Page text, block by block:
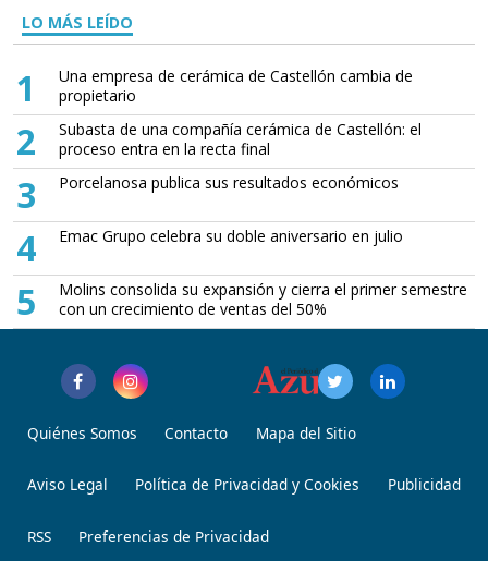
LO MÁS LEÍDO
1
Una empresa de cerámica de Castellón cambia de
propietario
2
Subasta de una compañía cerámica de Castellón: el
proceso entra en la recta final
3 Porcelanosa publica sus resultados económicos
4 Emac Grupo celebra su doble aniversario en julio
5
Molins consolida su expansión y cierra el primer semestre
con un crecimiento de ventas del 50%
Quiénes Somos Contacto Mapa del Sitio
Aviso Legal Política de Privacidad y Cookies Publicidad
RSS Preferencias de Privacidad